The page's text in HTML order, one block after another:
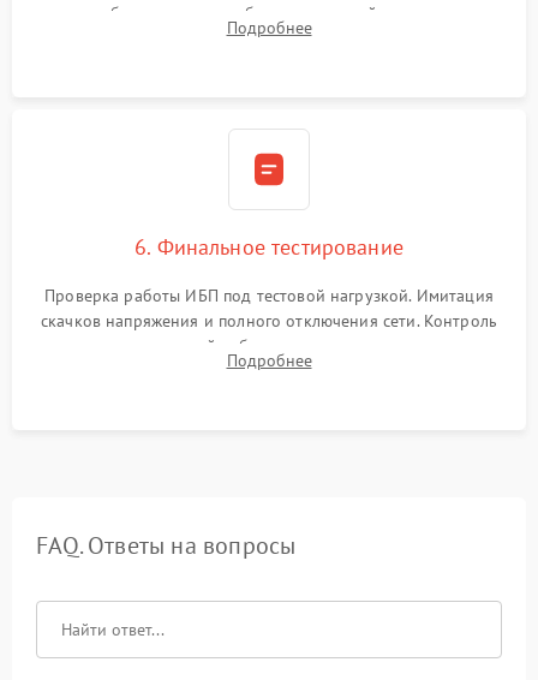
калибровки констант батареи, настройки порогов
срабатывания AVR и сброса счетчиков старения АКБ.
Подробнее
6. Финальное тестирование
Проверка работы ИБП под тестовой нагрузкой. Имитация
скачков напряжения и полного отключения сети. Контроль
времени автономной работы, температурного режима и
корректности формы выходного сигнала.
Подробнее
FAQ. Ответы на вопросы